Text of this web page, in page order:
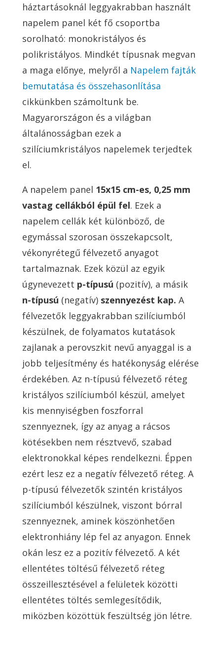
háztartásoknál leggyakrabban használt
napelem panel két fő csoportba
sorolható: monokristályos és
polikristályos. Mindkét típusnak megvan
a maga előnye, melyről a Napelem fajták
bemutatása és összehasonlítása
cikkünkben számoltunk be.
Magyarországon és a világban
általánosságban ezek a
szilíciumkristályos napelemek terjedtek
el.
A napelem panel 15x15 cm-es, 0,25 mm
vastag cellákból épül fel. Ezek a
napelem cellák két különböző, de
egymással szorosan összekapcsolt,
vékonyrétegű félvezető anyagot
tartalmaznak. Ezek közül az egyik
úgynevezett p-típusú (pozitív), a másik
n-típusú (negatív) szennyezést kap. A
félvezetők leggyakrabban szilíciumból
készülnek, de folyamatos kutatások
zajlanak a perovszkit nevű anyaggal is a
jobb teljesítmény és hatékonyság elérése
érdekében. Az n-típusú félvezető réteg
kristályos szilíciumból készül, amelyet
kis mennyiségben foszforral
szennyeznek, így az anyag a rácsos
kötésekben nem résztvevő, szabad
elektronokkal képes rendelkezni. Éppen
ezért lesz ez a negatív félvezető réteg. A
p-típusú félvezetők szintén kristályos
szilíciumból készülnek, viszont bórral
szennyeznek, aminek köszönhetően
elektronhiány lép fel az anyagon. Ennek
okán lesz ez a pozitív félvezető. A két
ellentétes töltésű félvezető réteg
összeillesztésével a felületek közötti
ellentétes töltés semlegesítődik,
miközben közöttük feszültség jön létre.